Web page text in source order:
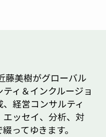
藤美樹がグローバル
ィ＆インクルージョ
経営コンサルティ
ッセイ、分析、対
ってゆきます。